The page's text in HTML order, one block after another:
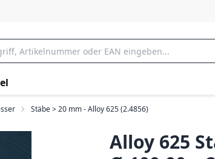
Stäbe > 20 mm - Alloy 625 (2.4856)
Alloy 625